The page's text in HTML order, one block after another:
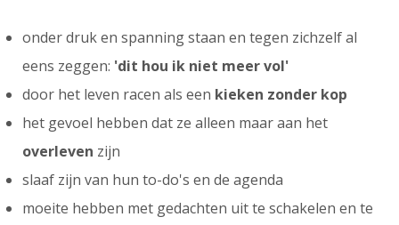
onder druk en spanning staan en tegen zichzelf al
eens zeggen: 'dit hou ik niet meer vol'
door het leven racen als een kieken zonder kop
het gevoel hebben dat ze alleen maar aan het
overleven zijn
slaaf zijn van hun to-do's en de agenda
moeite hebben met gedachten uit te schakelen en te